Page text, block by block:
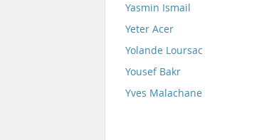
Yasmin Ismail
Yeter Acer
Yolande Loursac
Yousef Bakr
Yves Malachane